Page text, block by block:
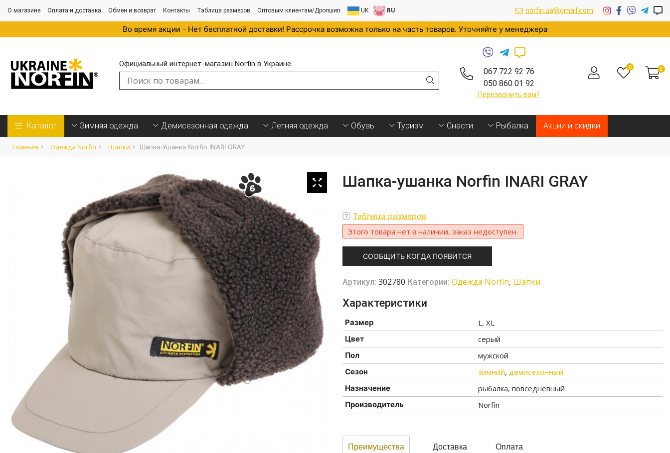
О магазине Оплата и доставка Обмен и возврат Контакты Таблица размеров Оптовым клиентам/Дропшип UK RU norfin.ua@gmail.com
Во время акции - Нет бесплатной доставки! Рассрочка возможна только на часть товаров. Уточняйте у менеджера
Официальный интернет-магазин Norfin в Украине
Искать:
067 722 92 76
050 860 01 92
Перезвонить вам?
0 0
Каталог Зимняя одежда Демисезонная одежда Летняя одежда Обувь Туризм Cнасти Рыбалка Акции и скидки
Главная Одежда Norfin Шапки Шапка-Ушанка Norfin INARI GRAY
Шапка-ушанка Norfin INARI GRAY
Таблица размеров
Этого товара нет в наличии, заказ недоступен.
СООБЩИТЬ КОГДА ПОЯВИТСЯ
Артикул: 302780 Категории: Одежда Norfin, Шапки
Характеристики
Размер L, XL
Цвет серый
Пол мужской
Сезон зимний, демисезонный
Назначение рыбалка, повседневный
Производитель Norfin
Преимущества Доставка Оплата